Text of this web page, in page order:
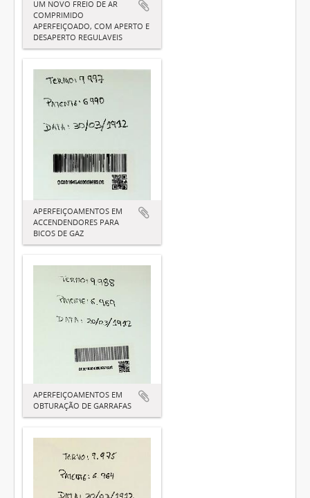
UM NOVO FREIO DE AR
COMPRIMIDO
APERFEIÇOADO, COM APERTO E
DESAPERTO REGULAVEIS
APERFEIÇOAMENTOS EM
ACCENDENDORES PARA
BICOS DE GAZ
APERFEIÇOAMENTOS EM
OBTURAÇÃO DE GARRAFAS